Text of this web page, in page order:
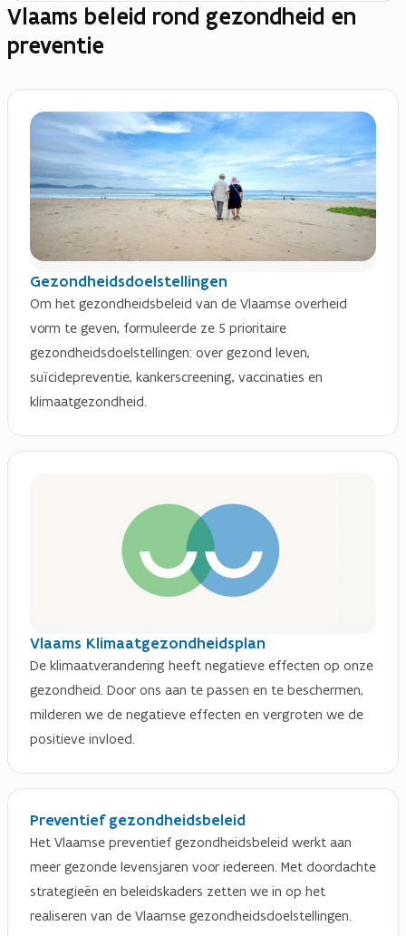
Vlaams beleid rond gezondheid en
preventie
Gezondheidsdoelstellingen
Om het gezondheidsbeleid van de Vlaamse overheid
vorm te geven, formuleerde ze 5 prioritaire
gezondheidsdoelstellingen: over gezond leven,
suïcidepreventie, kankerscreening, vaccinaties en
klimaatgezondheid.
Vlaams Klimaatgezondheidsplan
De klimaatverandering heeft negatieve effecten op onze
gezondheid. Door ons aan te passen en te beschermen,
milderen we de negatieve effecten en vergroten we de
positieve invloed.
Preventief gezondheidsbeleid
Het Vlaamse preventief gezondheidsbeleid werkt aan
meer gezonde levensjaren voor iedereen. Met doordachte
strategieën en beleidskaders zetten we in op het
realiseren van de Vlaamse gezondheidsdoelstellingen.